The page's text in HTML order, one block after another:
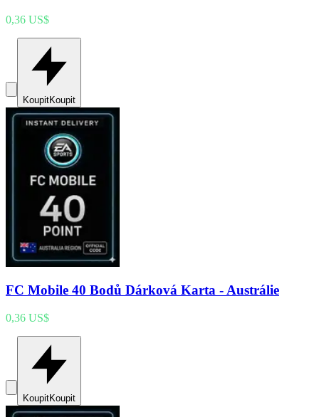
0,36 US$
KoupitKoupit
FC Mobile 40 Bodů Dárková Karta - Austrálie
0,36 US$
KoupitKoupit